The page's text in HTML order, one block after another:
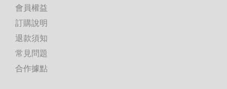
會員權益
訂購說明
退款須知
常見問題
合作據點